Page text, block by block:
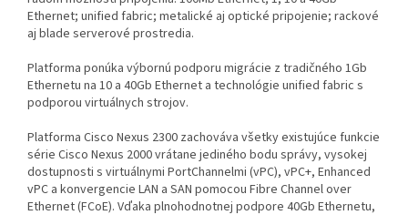
Ethernet; unified fabric; metalické aj optické pripojenie; rackové
aj blade serverové prostredia.
Platforma ponúka výbornú podporu migrácie z tradičného 1Gb
Ethernetu na 10 a 40Gb Ethernet a technológie unified fabric s
podporou virtuálnych strojov.
Platforma Cisco Nexus 2300 zachováva všetky existujúce funkcie
série Cisco Nexus 2000 vrátane jediného bodu správy, vysokej
dostupnosti s virtuálnymi PortChannelmi (vPC), vPC+, Enhanced
vPC a konvergencie LAN a SAN pomocou Fibre Channel over
Ethernet (FCoE). Vďaka plnohodnotnej podpore 40Gb Ethernetu,